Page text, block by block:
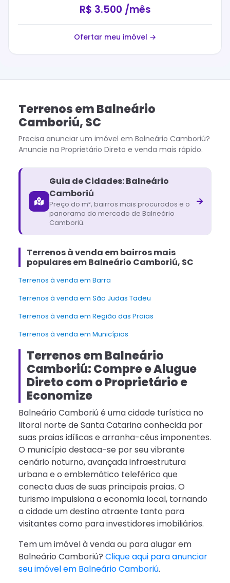
R$ 3.500 /mês
Ofertar meu imóvel →
TerrenosemBalneário
Camboriú,SC
Precisa anunciar um imóvel em Balneário Camboriú?
Anuncie na Proprietário Direto e venda mais rápido.
Guia de Cidades:Balneário
Camboriú
Preço do m², bairros mais procurados e o
panorama do mercado de Balneário
Camboriú.
Terrenos à venda em bairros mais
populares em Balneário Camboriú, SC
Terrenos à venda em Barra
Terrenos à venda em São Judas Tadeu
Terrenos à venda em Região das Praias
Terrenos à venda em Municípios
Terrenos em Balneário
Camboriú: Compre e Alugue
Direto com o Proprietário e
Economize
Balneário Camboriú é uma cidade turística no
litoral norte de Santa Catarina conhecida por
suas praias idílicas e arranha-céus imponentes.
O município destaca-se por seu vibrante
cenário noturno, avançada infraestrutura
urbana e o emblemático teleférico que
conecta duas de suas principais praias. O
turismo impulsiona a economia local, tornando
a cidade um destino atraente tanto para
visitantes como para investidores imobiliários.
Tem um imóvel à venda ou para alugar em
Balneário Camboriú? Clique aqui para anunciar
seu imóvel em Balneário Camboriú.